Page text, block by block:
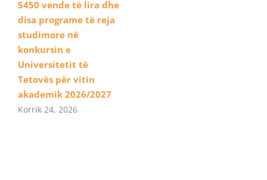
5450 vende të lira dhe
disa programe të reja
studimore në
konkursin e
Universitetit të
Tetovës për vitin
akademik 2026/2027
Korrik 24, 2026